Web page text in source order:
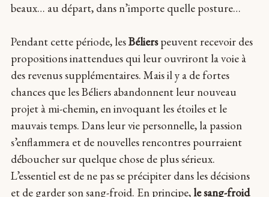
beaux… au départ, dans n’importe quelle posture…
Pendant cette période, lesBélierspeuvent recevoir des
propositions inattendues qui leur ouvriront la voie à
des revenus supplémentaires. Mais il y a de fortes
chances que les Béliers abandonnent leur nouveau
projet à mi-chemin, en invoquant les étoiles et le
mauvais temps. Dans leur vie personnelle, la passion
s’enflammera et de nouvelles rencontres pourraient
déboucher sur quelque chose de plus sérieux.
L’essentiel est de ne pas se précipiter dans les décisions
et de garder son sang-froid. En principe,le sang-froid